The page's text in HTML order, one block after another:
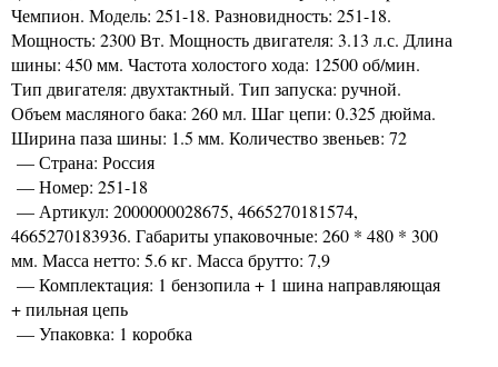
Чемпион. Модель: 251-18. Разновидность: 251-18.
Мощность: 2300 Вт. Мощность двигателя: 3.13 л.с. Длина
шины: 450 мм. Частота холостого хода: 12500 об/мин.
Тип двигателя: двухтактный. Тип запуска: ручной.
Объем масляного бака: 260 мл. Шаг цепи: 0.325 дюйма.
Ширина паза шины: 1.5 мм. Количество звеньев: 72
— Страна: Россия
— Номер: 251-18
— Артикул: 2000000028675, 4665270181574,
4665270183936. Габариты упаковочные: 260 * 480 * 300
мм. Масса нетто: 5.6 кг. Масса брутто: 7,9
— Комплектация: 1 бензопила + 1 шина направляющая
+ пильная цепь
— Упаковка: 1 коробка